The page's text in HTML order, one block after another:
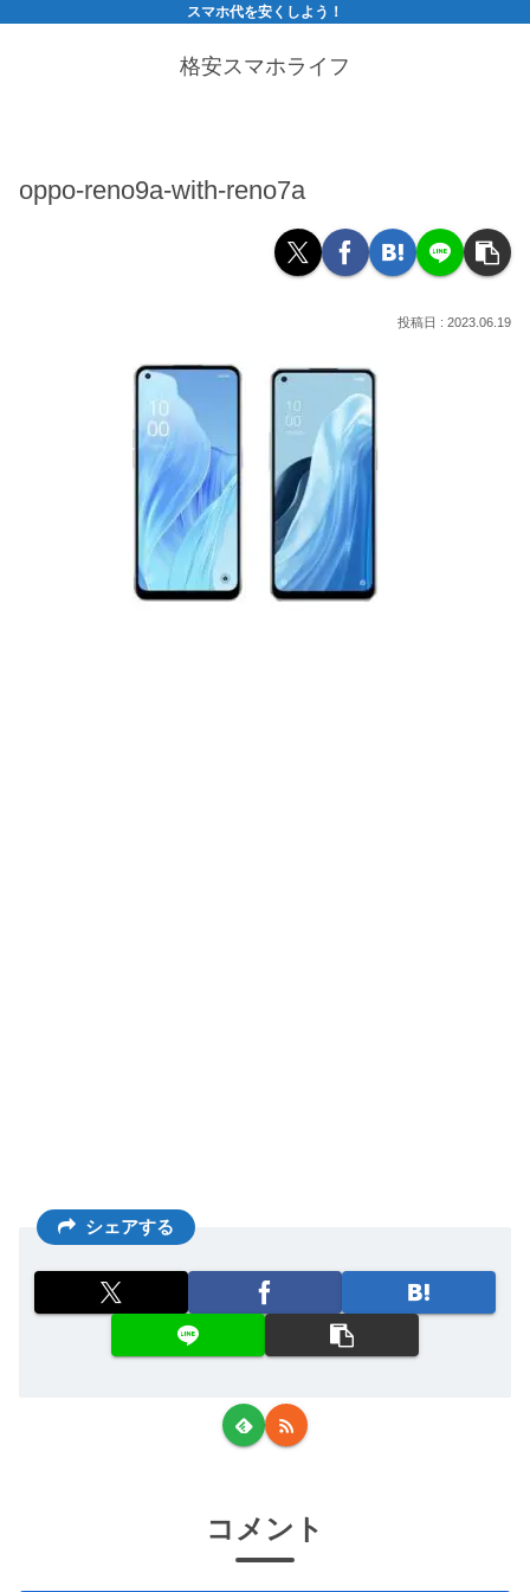
スマホ代を安くしよう！
格安スマホライフ
oppo-reno9a-with-reno7a
2023.06.19
シェアする
コメント